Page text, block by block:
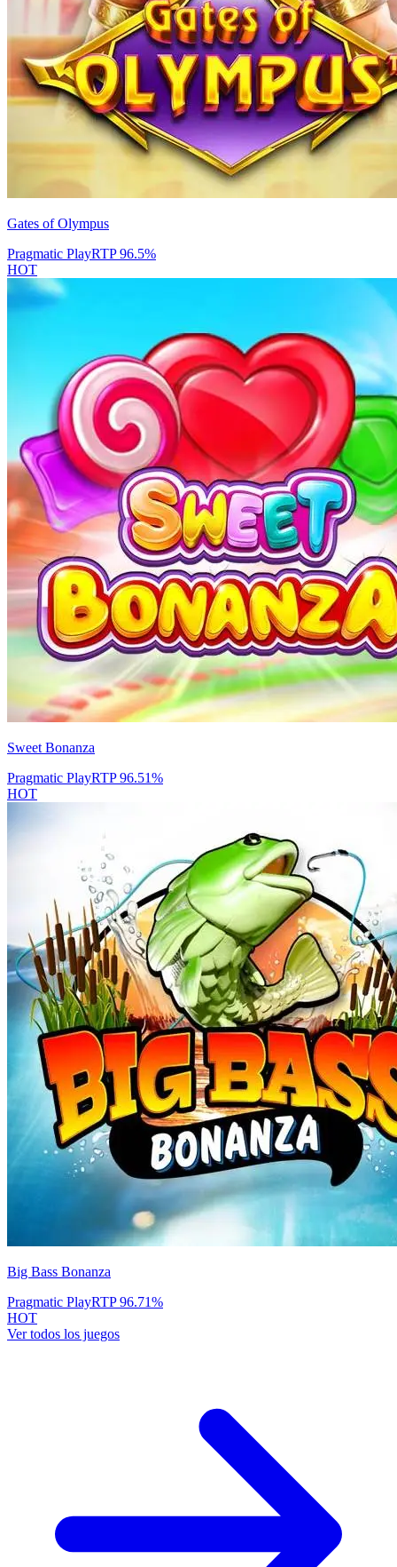
Gates of Olympus
Pragmatic PlayRTP96.5%
HOT
Sweet Bonanza
Pragmatic PlayRTP96.51%
HOT
Big Bass Bonanza
Pragmatic PlayRTP96.71%
HOT
Ver todos los juegos